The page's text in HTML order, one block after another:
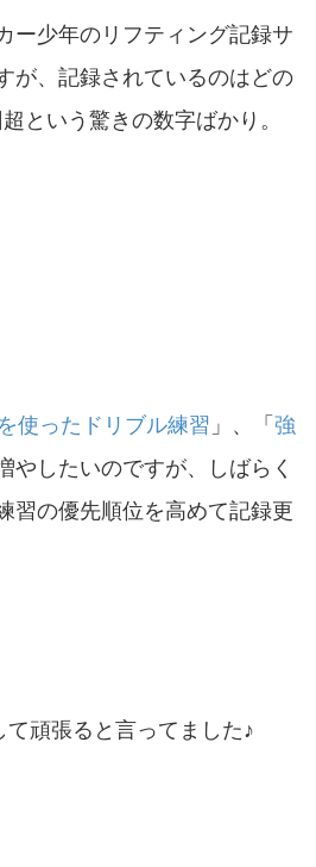
ー少年のリフティング記録サ
が、記録されているのはどの
という驚きの数字ばかり。
使ったドリブル練習 」、「 強
やしたいのですが、しばらく
習の優先順位を高めて記録更
頑張ると言ってました♪